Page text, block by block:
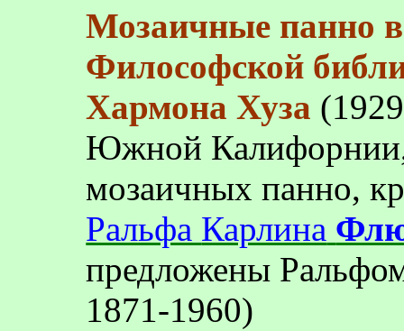
Мозаичные панно
Философской
Хармона Хуза
Южной
мозаичных панно,
Ральфа Карлина
предложены
1871-1960)